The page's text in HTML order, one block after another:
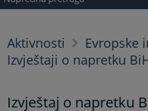
Aktivnosti
Evropske
Izvještaji o napretku
Izvještaj o napretku